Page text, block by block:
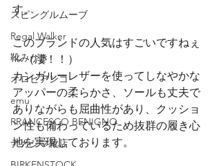
スピングルムーブ
Regal Walker
靴みがき
オロビアンコ
emu
RRANCESCO BENIGNO
ナカジマ靴店
す。
このブランドの人気はすごいですねぇ
～（凄！！）
カンガルーレザーを使ってしなやかな
アッパーの柔らかさ、ソールも丈夫で
ありながらも屈曲性があり、クッショ
ン性も備わっているため抜群の履き心
地を実現しております。